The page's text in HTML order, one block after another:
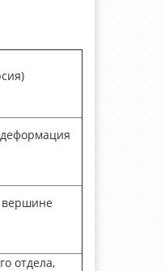
вершине
отдела,